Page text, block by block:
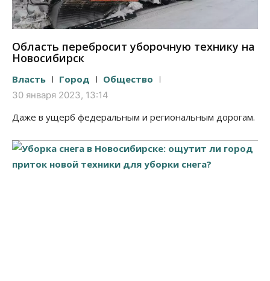
Область перебросит уборочную технику на
Новосибирск
Власть Город Общество
30 января 2023, 13:14
Даже в ущерб федеральным и региональным дорогам.